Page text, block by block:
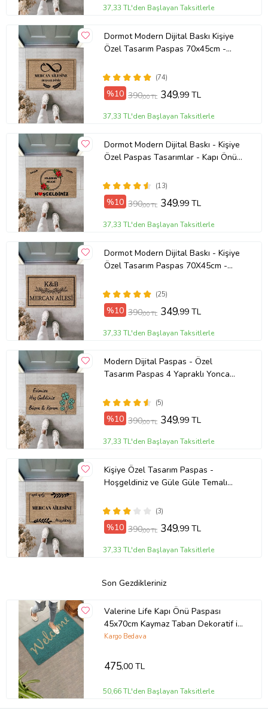
37,33 TL'den Başlayan Taksitlerle
Dormot Modern Dijital Baskı Kişiye
Özel Tasarım Paspas 70x45cm -
Açık Ton)
(74)
%10 390,00 TL 349,99 TL
37,33 TL'den Başlayan Taksitlerle
Dormot Modern Dijital Baskı - Kişiye
Özel Paspas Tasarımlar - Kapı Önü
(13)
%10 390,00 TL 349,99 TL
37,33 TL'den Başlayan Taksitlerle
Dormot Modern Dijital Baskı - Kişiye
Özel Tasarım Paspas 70X45cm -
(25)
%10 390,00 TL 349,99 TL
37,33 TL'den Başlayan Taksitlerle
Modern Dijital Paspas - Özel
Tasarım Paspas 4 Yapraklı Yonca
(5)
%10 390,00 TL 349,99 TL
37,33 TL'den Başlayan Taksitlerle
Kişiye Özel Tasarım Paspas -
Hoşgeldiniz ve Güle Güle Temalı
Paspas (Bej) (3)
%10 390,00 TL 349,99 TL
37,33 TL'den Başlayan Taksitlerle
Son Gezdikleriniz
Valerine Life Kapı Önü Paspası
45x70cm Kaymaz Taban Dekoratif iç
Dış Mekan Turkuaz Renkli Welcome
Kargo Bedava
475,00 TL
50,66 TL'den Başlayan Taksitlerle